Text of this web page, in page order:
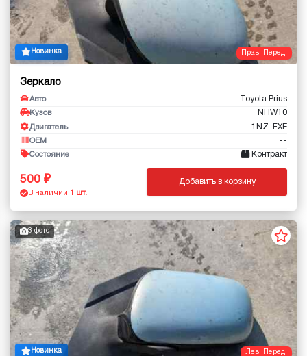
Прав. Перед.
Новинка
Зеркало
Авто Toyota Prius
Кузов NHW10
Двигатель 1NZ-FXE
OEM --
Состояние Контракт
500
В наличии: 1 шт.
Добавить в корзину
Лев. Перед.
3 фото
Новинка